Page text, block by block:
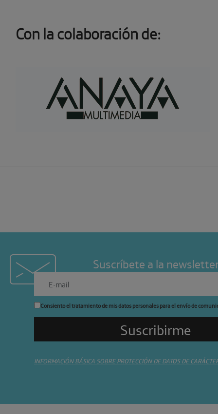
Con la colaboración de:
Suscríbete a la
Consiento el tratamiento de mis datos personales para el envío de
INFORMACIÓN BÁSICA SOBRE PROTECCIÓN DE DATOS DE